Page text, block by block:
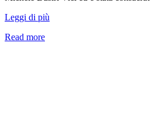
Leggi di più
Read more